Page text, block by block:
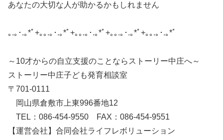
あなたの大切な人が助かるかもしれません
｡.｡･.｡*ﾟ+｡｡.｡･.｡*ﾟ+｡｡.｡･.｡*ﾟ+｡｡.｡･.｡*ﾟ+｡｡.｡･.｡*ﾟ
～10才からの自立支援のことならストーリー中庄へ～
ストーリー中庄子ども発育相談室
〒701-0111
岡山県倉敷市上東996番地12
TEL：086-454-9550 FAX：086-454-9551
【運営会社】合同会社ライフレボリューション